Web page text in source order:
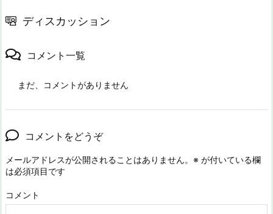
ディスカッション
コメント一覧
まだ、コメントがありません
コメントをどうぞ
メールアドレスが公開されることはありません。 ※ が付いている欄
は必須項目です
コメント